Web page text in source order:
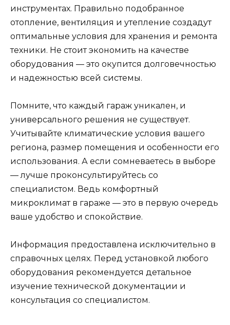
инструментах. Правильно подобранное
отопление, вентиляция и утепление создадут
оптимальные условия для хранения и ремонта
техники. Не стоит экономить на качестве
оборудования — это окупится долговечностью
и надежностью всей системы.
Помните, что каждый гараж уникален, и
универсального решения не существует.
Учитывайте климатические условия вашего
региона, размер помещения и особенности его
использования. А если сомневаетесь в выборе
— лучше проконсультируйтесь со
специалистом. Ведь комфортный
микроклимат в гараже — это в первую очередь
ваше удобство и спокойствие.
Информация предоставлена исключительно в
справочных целях. Перед установкой любого
оборудования рекомендуется детальное
изучение технической документации и
консультация со специалистом.